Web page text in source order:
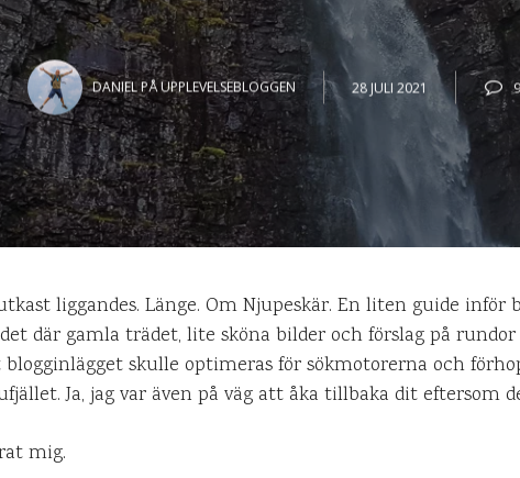
DANIEL PÅ UPPLEVELSEBLOGGEN 28 JULI 2021 9
liggandes. Länge. Om Njupeskär. En liten guide inför
där gamla trädet, lite sköna bilder och förslag på
skulle optimeras för sökmotorerna och
Ja, jag var även på väg att åka tillbaka dit eftersom
mig.